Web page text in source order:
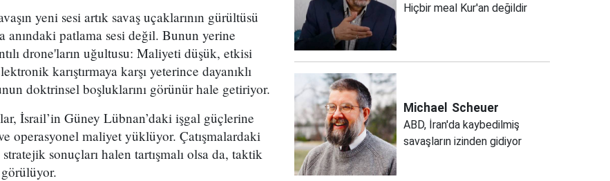
yeni sesi artık savaş uçaklarının gürültüsü
anındaki patlama sesi değil. Bunun yerine
drone'ların uğultusu: Maliyeti düşük, etkisi
karıştırmaya karşı yeterince dayanıklı
doktrinsel boşluklarını görünür hale getiriyor.
İsrail’in Güney Lübnan’daki işgal güçlerine
operasyonel maliyet yüklüyor. Çatışmalardaki
sonuçları halen tartışmalı olsa da, taktik
Hiçbir meal Kur'an değildir
Michael Scheuer
ABD, İran'da kaybedilmiş
savaşların izinden gidiyor